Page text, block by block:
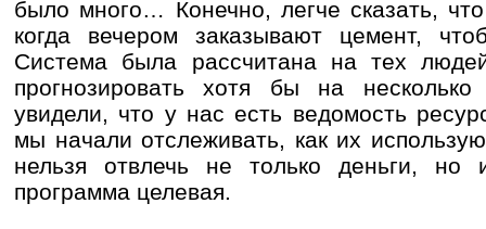
было много… Конечно, легче сказать,
когда вечером заказывают цемент,
Система была рассчитана на тех
прогнозировать хотя бы на
увидели, что у нас есть ведомость
мы начали отслеживать, как их
нельзя отвлечь не только деньги, но
программа целевая.